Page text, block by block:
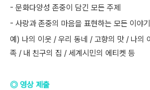
- 문화다양성 존중이 담긴 모든 주제
- 사랑과 존중의 마음을 표현하는 모든 이야기
예) 나의 이웃 / 우리 동네 / 고향의 맛 / 나의
족 / 내 친구의 집 / 세계시민의 에티켓 등
◎ 영상 제출